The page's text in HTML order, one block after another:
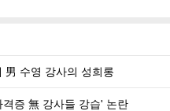
男 수영 강사의 성희롱
증 無 강사들 강습' 논란